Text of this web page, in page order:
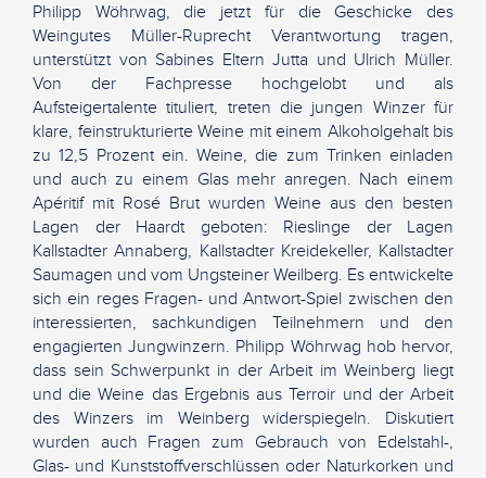
Philipp Wöhrwag, die jetzt für die Geschicke des
Weingutes Müller-Ruprecht Verantwortung tragen,
unterstützt von Sabines Eltern Jutta und Ulrich Müller.
Von der Fachpresse hochgelobt und als
Aufsteigertalente tituliert, treten die jungen Winzer für
klare, feinstrukturierte Weine mit einem Alkoholgehalt bis
zu 12,5 Prozent ein. Weine, die zum Trinken einladen
und auch zu einem Glas mehr anregen. Nach einem
Apéritif mit Rosé Brut wurden Weine aus den besten
Lagen der Haardt geboten: Rieslinge der Lagen
Kallstadter Annaberg, Kallstadter Kreidekeller, Kallstadter
Saumagen und vom Ungsteiner Weilberg. Es entwickelte
sich ein reges Fragen- und Antwort-Spiel zwischen den
interessierten, sachkundigen Teilnehmern und den
engagierten Jungwinzern. Philipp Wöhrwag hob hervor,
dass sein Schwerpunkt in der Arbeit im Weinberg liegt
und die Weine das Ergebnis aus Terroir und der Arbeit
des Winzers im Weinberg widerspiegeln. Diskutiert
wurden auch Fragen zum Gebrauch von Edelstahl-,
Glas- und Kunststoffverschlüssen oder Naturkorken und